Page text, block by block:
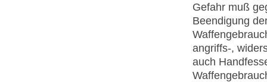
Gefahr muß
Beendigung
angriffs-,
auch